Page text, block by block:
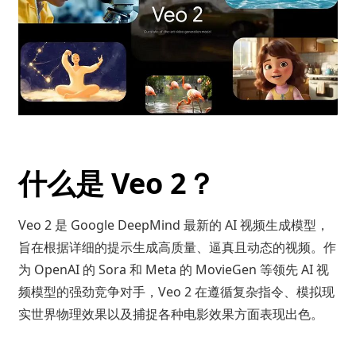
什么是 Veo 2？
Veo 2 是 Google DeepMind 最新的 AI 视频生成模型，
旨在根据详细的提示生成高质量、逼真且动态的视频。作
为 OpenAI 的 Sora 和 Meta 的 MovieGen 等领先 AI 视
频模型的强劲竞争对手，Veo 2 在遵循复杂指令、模拟现
实世界物理效果以及捕捉各种电影效果方面表现出色。